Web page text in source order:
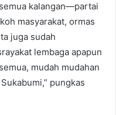
kalangan—partai
masyarakat, ormas
juga sudah
lembaga apapun
mudah mudahan
pungkas